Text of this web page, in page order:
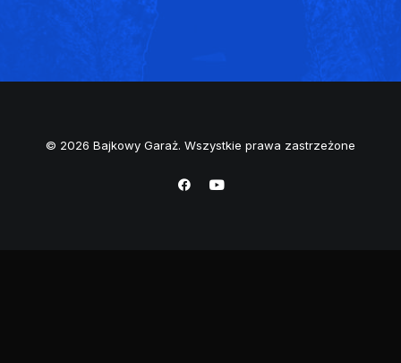
© 2026 Bajkowy Garaż. Wszystkie prawa zastrzeżone